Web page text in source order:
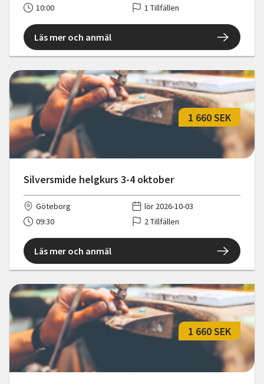
10:00
1 Tillfällen
Läs mer och anmäl
Silversmide helgkurs 3-4 oktober
1 660 SEK
Göteborg
lör 2026-10-03
09:30
2 Tillfällen
Läs mer och anmäl
1 660 SEK